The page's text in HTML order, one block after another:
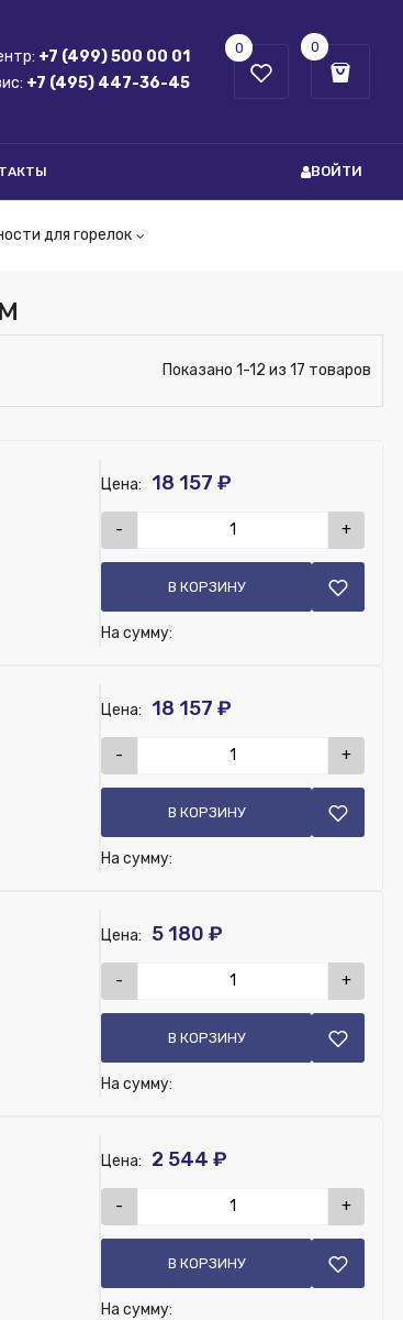
+7 (499) 500 00 01
+7 (495) 447-36-45
0 0
ВОЙТИ
для горелок
Показано 1-12 из 17 товаров
Цена: 18 157 ₽
- +
В КОРЗИНУ
На сумму:
Цена: 18 157 ₽
- +
В КОРЗИНУ
На сумму:
Цена: 5 180 ₽
- +
В КОРЗИНУ
На сумму:
Цена: 2 544 ₽
- +
В КОРЗИНУ
На сумму: